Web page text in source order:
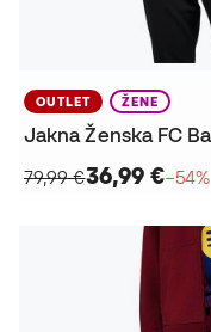
OUTLET ŽENE
79,99 €36,99 €−54%